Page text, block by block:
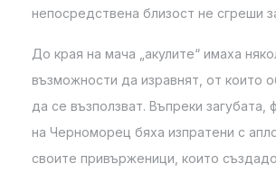
непосредствена близост не сгреши за
До края на мача „акулите“ имаха
възможности да изравнят, от които
да се възползват. Въпреки загубата,
на Черноморец бяха изпратени с
своите привърженици, които